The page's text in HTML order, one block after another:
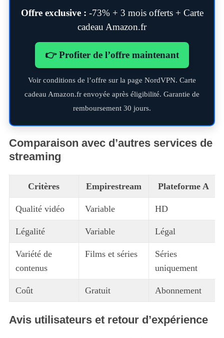
Offre exclusive : -73% + 3 mois offerts + Carte
cadeau Amazon.fr
👉 Profiter de l’offre maintenant
Voir conditions de l’offre sur la page NordVPN. Carte
cadeau Amazon.fr envoyée après éligibilité. Garantie de
remboursement 30 jours.
Comparaison avec d’autres services de
streaming
Critères Empirestream Plateforme A
Qualité vidéo Variable HD
Légalité Variable Légal
Variété de
contenus
Films et séries
Séries
uniquement
Coût Gratuit Abonnement
Avis utilisateurs et retour d’expérience